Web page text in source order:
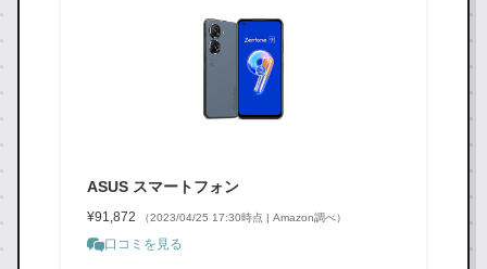
ASUS スマートフォン
¥91,872 （2023/04/25 17:30時点 | Amazon調べ）
口コミを見る